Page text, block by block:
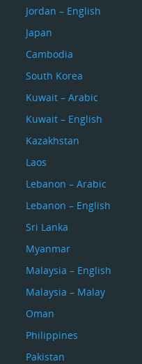
Jordan – English
Japan
Cambodia
South Korea
Kuwait – Arabic
Kuwait – English
Kazakhstan
Laos
Lebanon – Arabic
Lebanon – English
Sri Lanka
Myanmar
Malaysia – English
Malaysia – Malay
Oman
Philippines
Pakistan